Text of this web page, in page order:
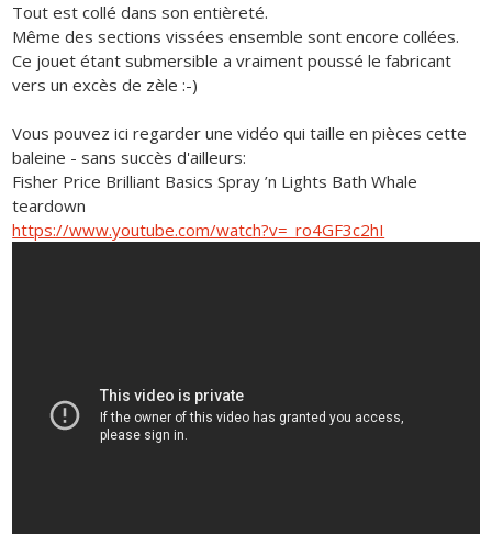
Tout est collé dans son entièreté.
Même des sections vissées ensemble sont encore collées.
Ce jouet étant submersible a vraiment poussé le fabricant
vers un excès de zèle :-)
Vous pouvez ici regarder une vidéo qui taille en pièces cette
baleine - sans succès d'ailleurs:
Fisher Price Brilliant Basics Spray ’n Lights Bath Whale
teardown
https://www.youtube.com/watch?v=_ro4GF3c2hI